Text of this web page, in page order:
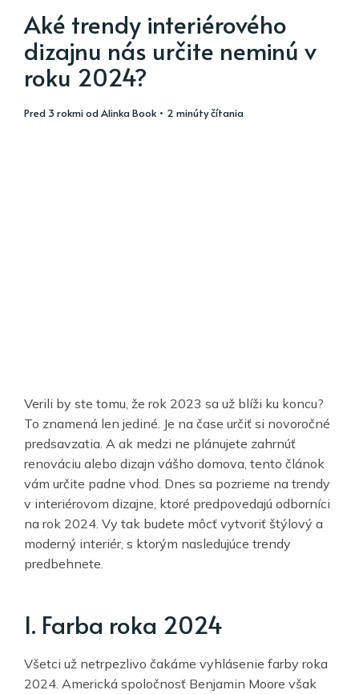
Aké trendy interiérového
dizajnu nás určite neminú v
roku 2024?
pred 3 rokmiodAlinka Book • 2 minúty čítania
Verili by ste tomu, že rok 2023 sa už blíži ku koncu?
To znamená len jediné. Je na čase určiť si novoročné
predsavzatia. A ak medzi ne plánujete zahrnúť
renováciu alebo dizajn vášho domova, tento článok
vám určite padne vhod. Dnes sa pozrieme na trendy
v interiérovom dizajne, ktoré predpovedajú odborníci
na rok 2024. Vy tak budete môcť vytvoriť štýlový a
moderný interiér, s ktorým nasledujúce trendy
predbehnete.
1. Farba roka 2024
Všetci už netrpezlivo čakáme vyhlásenie farby roka
2024. Americká spoločnosť Benjamin Moore však